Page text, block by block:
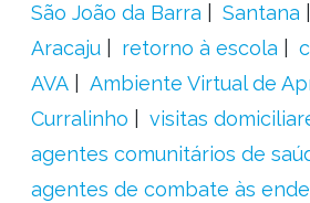
São João da Barra
Santana
Aracaju
retorno à escola
AVA
Ambiente Virtual de
Curralinho
visitas
agentes comunitários de
agentes de combate às